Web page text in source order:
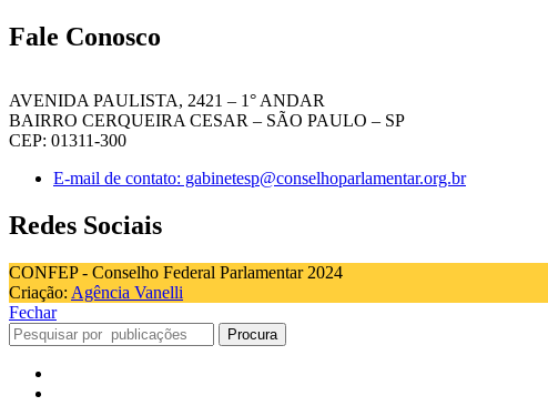
Fale Conosco
AVENIDA PAULISTA, 2421 – 1° ANDAR
BAIRRO CERQUEIRA CESAR – SÃO PAULO – SP
CEP: 01311-300
E-mail de contato: gabinetesp@conselhoparlamentar.org.br
Redes Sociais
CONFEP - Conselho Federal Parlamentar 2024
Criação: Agência Vanelli
Fechar
Procura